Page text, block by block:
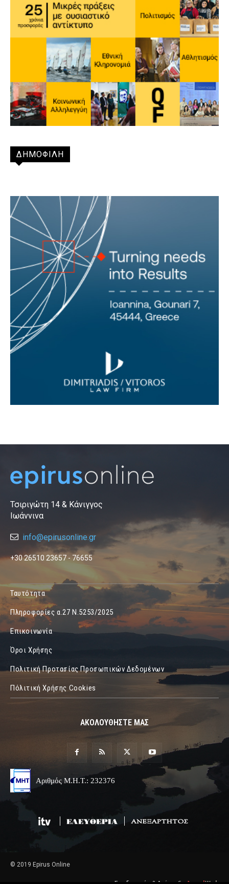
ΔΗΜΟΦΙΛΗ
Τσιριγώτη 14 & Κάνιγγος
Ιωάννινα
info@epirusonline.gr
+30 26510 23657 - 76655
Ταυτότητα
Πληροφορίες α.27 Ν.5253/2025
Επικοινωνία
Όροι Χρήσης
Πολιτική Προτασίας Προσωπικών Δεδομένων
Πόλιτική Χρήσης Cookies
ΑΚΟΛΟΥΘΗΣΤΕ ΜΑΣ
Αριθμός Μ.Η.Τ.: 232376
© 2019 Epirus Online